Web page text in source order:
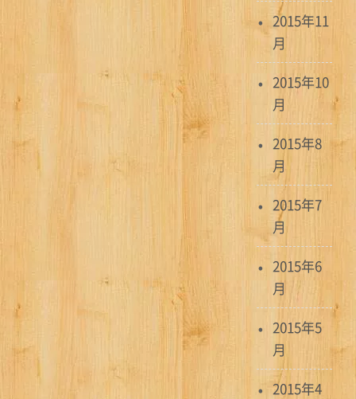
2015年11
月
2015年10
月
2015年8
月
2015年7
月
2015年6
月
2015年5
月
2015年4